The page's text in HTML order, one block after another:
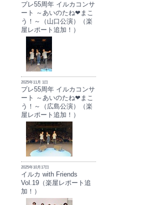
プレ55周年 イルカコンサ
ート ～あいのたね❤まこ
う！～（山口公演）（楽
屋レポート追加！）
2025年11月 1日
プレ55周年 イルカコンサ
ート ～あいのたね❤まこ
う！～（広島公演）（楽
屋レポート追加！）
2025年10月17日
イルカ with Friends
Vol.19（楽屋レポート追
加！）